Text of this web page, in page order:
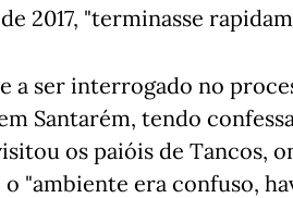
2017, "terminasse
a ser interrogado no
Santarém, tendo
os paióis de Tancos,
"ambiente era confuso,